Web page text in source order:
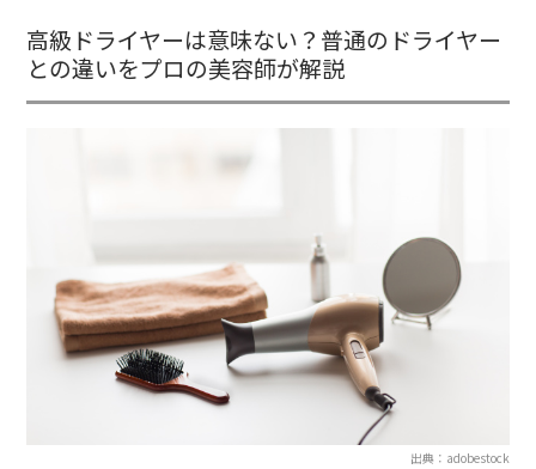
高級ドライヤーは意味ない？普通のドライヤー
との違いをプロの美容師が解説
出典：adobestock